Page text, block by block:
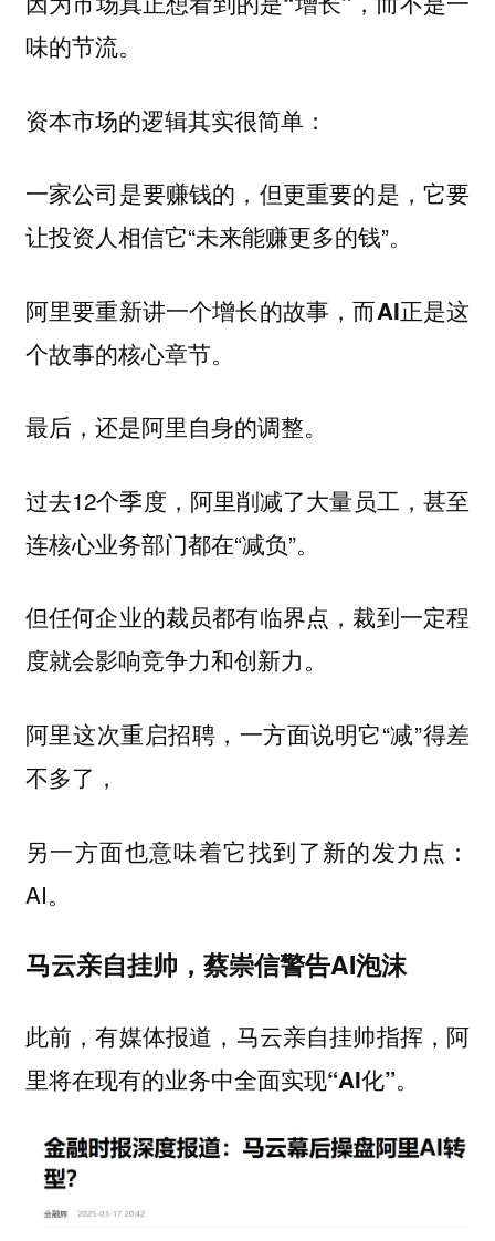
味的节流。
资本市场的逻辑其实很简单：
一家公司是要赚钱的，但更重要的是，它要
让投资人相信它“未来能赚更多的钱”。
阿里要重新讲一个增长的故事，而AI正是这
个故事的核心章节。
最后，还是阿里自身的调整。
过去12个季度，阿里削减了大量员工，甚至
连核心业务部门都在“减负”。
但任何企业的裁员都有临界点，裁到一定程
度就会影响竞争力和创新力。
阿里这次重启招聘，一方面说明它“减”得差
不多了，
另一方面也意味着它找到了新的发力点：
AI。
马云亲自挂帅，蔡崇信警告AI泡沫
此前，有媒体报道， 马云亲自挂帅指挥，阿
里将在现有的业务中全面实现“AI化”。